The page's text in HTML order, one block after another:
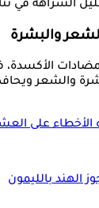
الشراهة في
الأكسدة،
والشعر
على
الهند بالليمون